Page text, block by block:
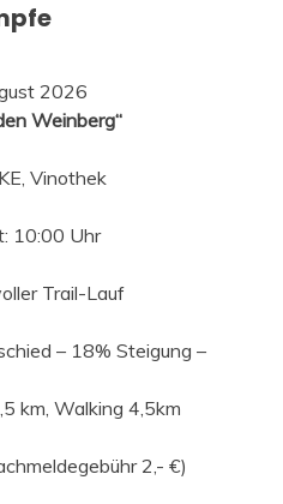
2026
Weinberg“
Vinothek
10:00 Uhr
Trail-Lauf
– 18% Steigung –
km, Walking 4,5km
2,- €)